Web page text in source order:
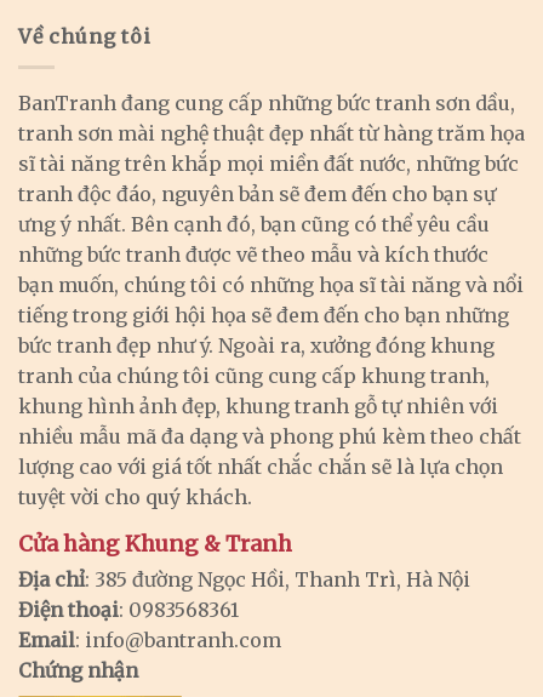
Về chúng tôi
BanTranh đang cung cấp những bức tranh sơn dầu,
tranh sơn mài nghệ thuật đẹp nhất từ hàng trăm họa
sĩ tài năng trên khắp mọi miền đất nước, những bức
tranh độc đáo, nguyên bản sẽ đem đến cho bạn sự
ưng ý nhất. Bên cạnh đó, bạn cũng có thể yêu cầu
những bức tranh được vẽ theo mẫu và kích thước
bạn muốn, chúng tôi có những họa sĩ tài năng và nổi
tiếng trong giới hội họa sẽ đem đến cho bạn những
bức tranh đẹp như ý. Ngoài ra, xưởng đóng khung
tranh của chúng tôi cũng cung cấp khung tranh,
khung hình ảnh đẹp, khung tranh gỗ tự nhiên với
nhiều mẫu mã đa dạng và phong phú kèm theo chất
lượng cao với giá tốt nhất chắc chắn sẽ là lựa chọn
tuyệt vời cho quý khách.
Cửa hàng Khung & Tranh
Địa chỉ: 385 đường Ngọc Hồi, Thanh Trì, Hà Nội
Điện thoại: 0983568361
Email: info@bantranh.com
Chứng nhận